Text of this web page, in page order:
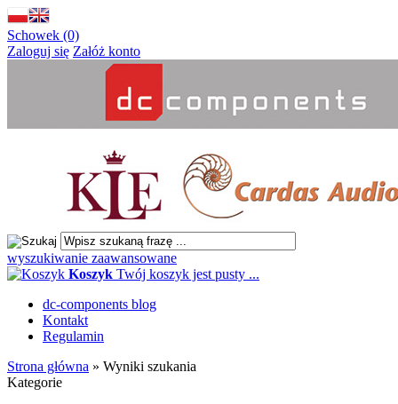
Schowek (0)
Zaloguj się Załóż konto
wyszukiwanie zaawansowane
Koszyk Twój koszyk jest pusty ...
dc-components blog
Kontakt
Regulamin
Strona główna » Wyniki szukania
Kategorie